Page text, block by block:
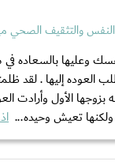
والتثقيف الصحي
وعليها بالسعاده
العوده إليها . لقد
الأول وأرادت
تعيش وحيده...